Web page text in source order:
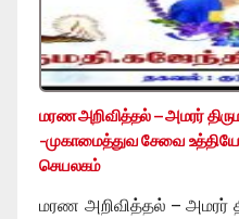
மரண அறிவித்தல் – அமரர்
-முகாமைத்துவ சேவை
செயலகம்
மரண அறிவித்தல் – அமரர்